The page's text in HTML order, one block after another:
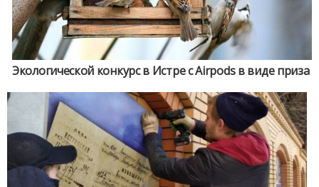
Экологической конкурс в Истре с Airpods в виде приза